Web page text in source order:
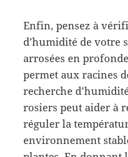
Enfin, pensez à
d’humidité de votre
arrosées en
permet aux racines
recherche
rosiers peut aider à
réguler la
environnement